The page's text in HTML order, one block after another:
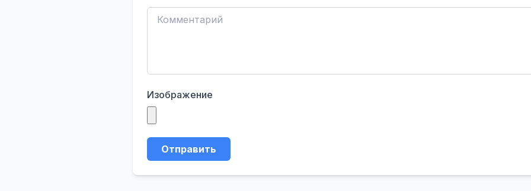
Изображение
Отправить